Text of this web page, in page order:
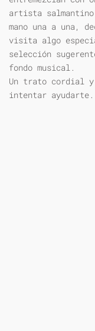
artista salmantino
mano una a una,
visita algo
selección
fondo musical.
Un trato cordial y
intentar ayudarte.